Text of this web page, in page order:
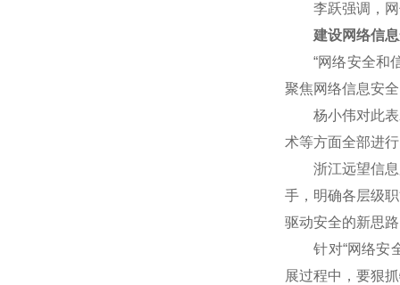
李跃强调，网
建设网络信息
“网络安全和信
聚焦网络信息安
杨小伟对此表示
术等方面全部进
浙江远望信息股
手，明确各层级
驱动安全的新思
针对“网络安全
展过程中，要狠